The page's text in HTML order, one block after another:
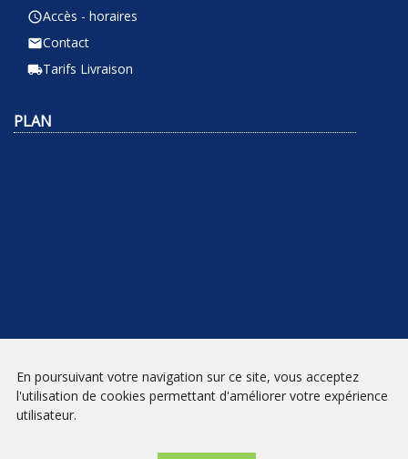
query_builderAccès - horaires
emailContact
local_shippingTarifs Livraison
PLAN
NEWSLETTER
En poursuivant votre navigation sur ce site, vous acceptez
l'utilisation de cookies permettant d'améliorer votre expérience
utilisateur.